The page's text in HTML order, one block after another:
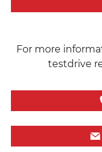
For more
testdrive